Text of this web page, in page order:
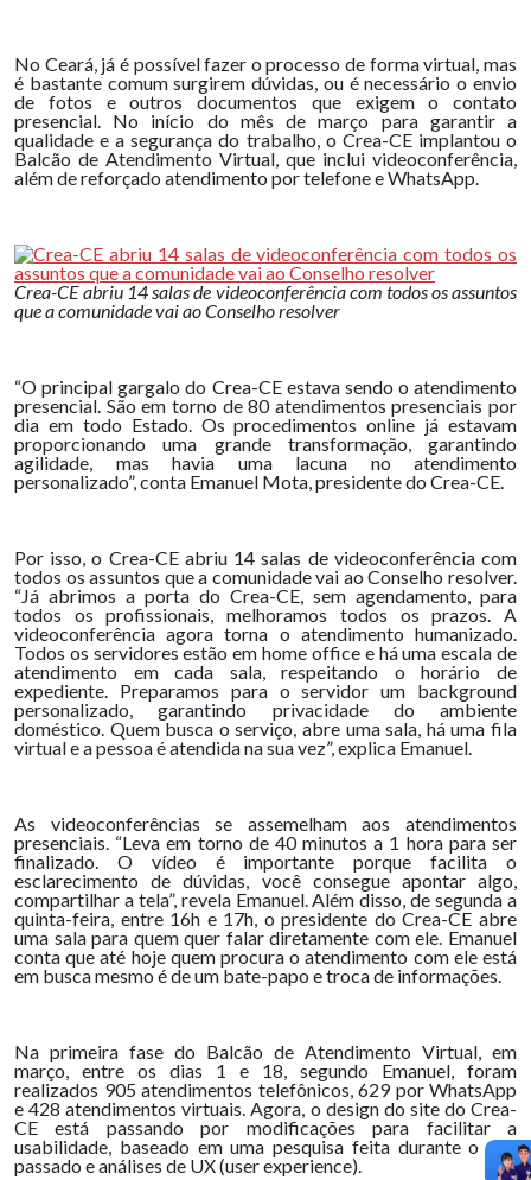
No Ceará, já é possível fazer o processo de forma virtual, mas
é bastante comum surgirem dúvidas, ou é necessário o envio
de fotos e outros documentos que exigem o contato
presencial. No início do mês de março para garantir a
qualidade e a segurança do trabalho, o Crea-CE implantou o
Balcão de Atendimento Virtual, que inclui videoconferência,
além de reforçado atendimento por telefone e WhatsApp.
Crea-CE abriu 14 salas de videoconferência com todos os assuntos
que a comunidade vai ao Conselho resolver
“O principal gargalo do Crea-CE estava sendo o atendimento
presencial. São em torno de 80 atendimentos presenciais por
dia em todo Estado. Os procedimentos online já estavam
proporcionando uma grande transformação, garantindo
agilidade, mas havia uma lacuna no atendimento
personalizado”, conta Emanuel Mota, presidente do Crea-CE.
Por isso, o Crea-CE abriu 14 salas de videoconferência com
todos os assuntos que a comunidade vai ao Conselho resolver.
“Já abrimos a porta do Crea-CE, sem agendamento, para
todos os profissionais, melhoramos todos os prazos. A
videoconferência agora torna o atendimento humanizado.
Todos os servidores estão em home office e há uma escala de
atendimento em cada sala, respeitando o horário de
expediente. Preparamos para o servidor um background
personalizado, garantindo privacidade do ambiente
doméstico. Quem busca o serviço, abre uma sala, há uma fila
virtual e a pessoa é atendida na sua vez”, explica Emanuel.
As videoconferências se assemelham aos atendimentos
presenciais. “Leva em torno de 40 minutos a 1 hora para ser
finalizado. O vídeo é importante porque facilita o
esclarecimento de dúvidas, você consegue apontar algo,
compartilhar a tela”, revela Emanuel. Além disso, de segunda a
quinta-feira, entre 16h e 17h, o presidente do Crea-CE abre
uma sala para quem quer falar diretamente com ele. Emanuel
conta que até hoje quem procura o atendimento com ele está
em busca mesmo é de um bate-papo e troca de informações.
Na primeira fase do Balcão de Atendimento Virtual, em
março, entre os dias 1 e 18, segundo Emanuel, foram
realizados 905 atendimentos telefônicos, 629 por WhatsApp
e 428 atendimentos virtuais. Agora, o design do site do Crea-
CE está passando por modificações para facilitar a
usabilidade, baseado em uma pesquisa feita durante o ano
passado e análises de UX (user experience).